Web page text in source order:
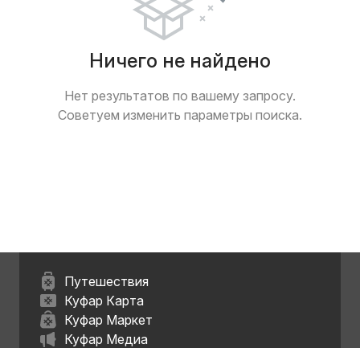
Ничего не найдено
Нет результатов по вашему запросу.
Советуем изменить параметры поиска.
Путешествия
Куфар Карта
Куфар Маркет
Куфар Медиа